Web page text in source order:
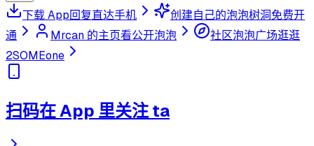
下载 App回复直达手机 创建自己的泡泡树洞免费开
通
Mrcan 的主页看公开泡泡 社区泡泡广场逛逛
2SOMEone
扫码在 App 里关注 ta